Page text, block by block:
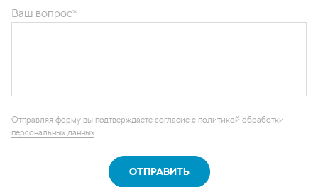
персональных данных
Каталог запчастей